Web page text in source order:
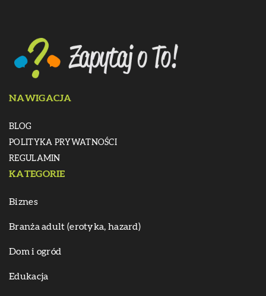
NAWIGACJA
BLOG
POLITYKA PRYWATNOŚCI
REGULAMIN
KATEGORIE
Biznes
Branża adult (erotyka, hazard)
Dom i ogród
Edukacja